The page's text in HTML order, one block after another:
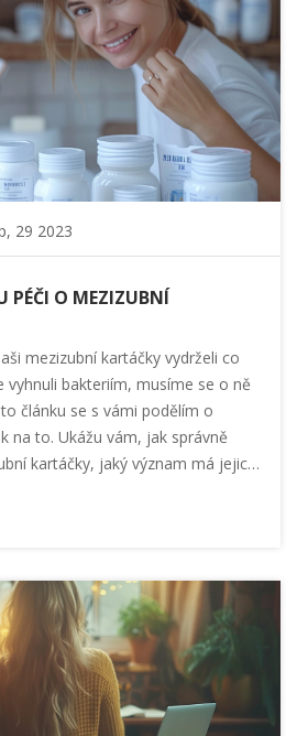
29 2023
PÉČI O MEZIZUBNÍ
mezizubní kartáčky vydrželi co
vyhnuli bakteriím, musíme se o ně
článku se s vámi podělím o
na to. Ukážu vám, jak správně
kartáčky, jaký význam má jejich
vliv má to vše na naše zdraví. Po
budete vědět, jak zabezpečit jejich